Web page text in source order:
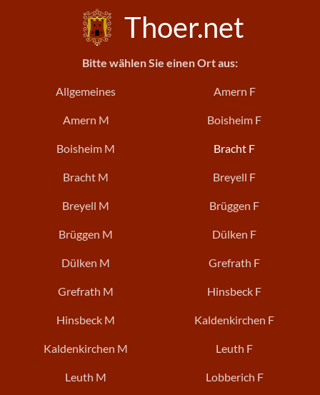
Thoer.net
Bitte wählen Sie einen Ort aus:
Allgemeines Amern F
Amern M Boisheim F
Boisheim M Bracht F
Bracht M Breyell F
Breyell M Brüggen F
Brüggen M Dülken F
Dülken M Grefrath F
Grefrath M Hinsbeck F
Hinsbeck M Kaldenkirchen F
Kaldenkirchen M Leuth F
Leuth M Lobberich F